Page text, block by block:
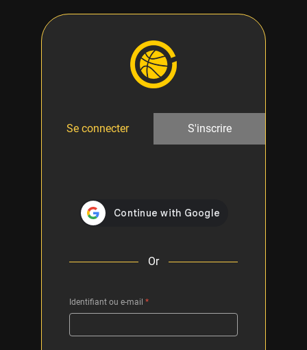
Se connecter S'inscrire
Or
Identifiant ou e-mail *